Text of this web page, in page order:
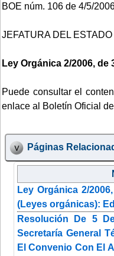
BOE núm. 106 de 4/5/
JEFATURA DEL ESTADO
Ley Orgánica 2/2006,
Puede consultar el
enlace al Boletín Oficial
Páginas
Ley Orgánica 2/
(Leyes orgánicas):
Resolución De 5
Secretaría General
El Convenio Con El